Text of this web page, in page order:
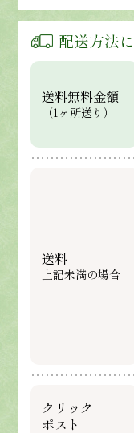
配送方法
送料無料金額
（1ヶ所送り）
送料
上記未満の場合
クリック
ポスト